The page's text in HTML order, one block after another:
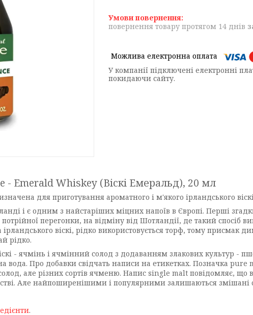
повернення товару протягом 14 днів
У компанії підключені електронні
покидаючи сайту.
- Emerald Whiskey (Віскі Емеральд), 20 мл
для приготування ароматного і м'якого ірландського
і є одним з найстаріших міцних напоїв в Європі. Перші
потрійної перегонки, на відміну від Шотландії, де такий спосіб
віскі, рідко використовується торф, тому присмак
рідко.
- ячмінь і ячмінний солод з додаванням злакових культур -
вода. Про добавки свідчать написи на етикетках. Позначка pure
але різних сортів ячменю. Напис single malt повідомляє, що
Але найпоширенішими і популярними залишаються змішані
.